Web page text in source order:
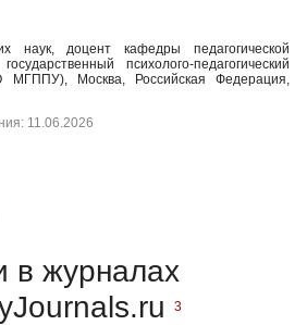
наук, доцент кафедры педагогической
психолого-педагогический
МГППУ), Москва, Российская Федерация,
11.06.2026
в журналах
3